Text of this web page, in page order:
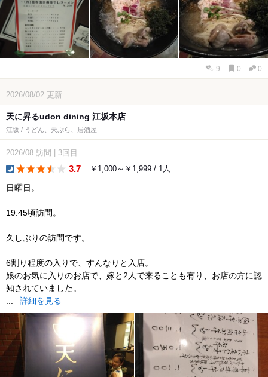
9 0 0
2026/08/02 更新
天に昇るudon dining 江坂本店
江坂 / うどん、天ぷら、居酒屋
2026/08 訪問 3回目
3.7 ￥1,000～￥1,999 / 1人
日曜日。
19:45頃訪問。
久しぶりの訪問です。
6割り程度の入りで、すんなりと入店。
娘のお気に入りのお店で、嫁と2人で来ることも有り、お店の方に認
知されていました。
...
詳細を見る